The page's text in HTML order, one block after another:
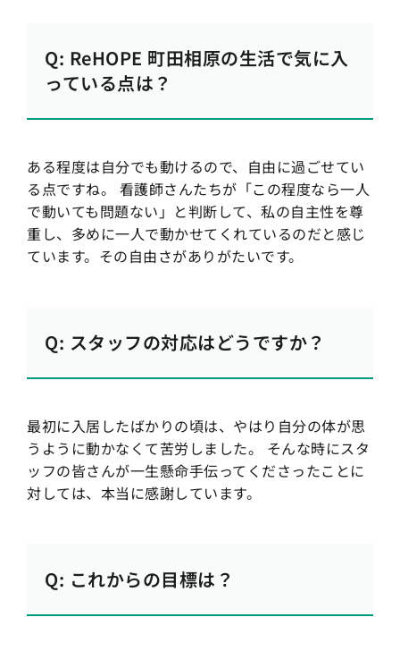
Q: ReHOPE 町田相原の生活で気に入
っている点は？
ある程度は自分でも動けるので、自由に過ごせてい
る点ですね。 看護師さんたちが「この程度なら一人
で動いても問題ない」と判断して、私の自主性を尊
重し、多めに一人で動かせてくれているのだと感じ
ています。その自由さがありがたいです。
Q: スタッフの対応はどうですか？
最初に入居したばかりの頃は、やはり自分の体が思
うように動かなくて苦労しました。 そんな時にスタ
ッフの皆さんが一生懸命手伝ってくださったことに
対しては、本当に感謝しています。
Q: これからの目標は？